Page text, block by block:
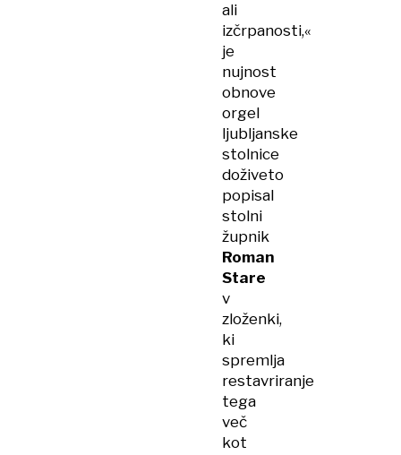
ali
izčrpanosti,«
je
nujnost
obnove
orgel
ljubljanske
stolnice
doživeto
popisal
stolni
župnik
Roman
Stare
v
zloženki,
ki
spremlja
restavriranje
tega
več
kot